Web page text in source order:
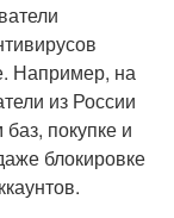
Например, на
из России
покупке и
блокировке